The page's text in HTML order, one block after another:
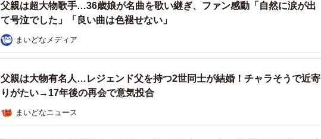
父親は超大物歌手…36歳娘が名曲を歌い継ぎ、ファン感動「自然に涙が出
て号泣でした」「良い曲は色褪せない」
まいどなメディア
父親は大物有名人…レジェンド父を持つ2世同士が結婚！チャラそうで近寄
りがたい→17年後の再会で意気投合
まいどなニュース